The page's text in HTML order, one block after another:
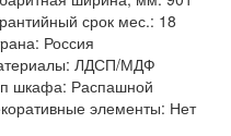
срок мес.: 18
Россия
ЛДСП/МДФ
шкафа: Распашной
элементы: Нет